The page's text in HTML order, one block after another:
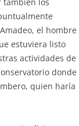
el hombre
estuviera listo
actividades de
donde
quien haría